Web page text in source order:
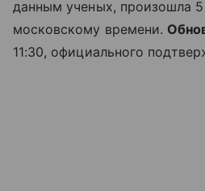
данным ученых, произошла 5
московскому времени.
11:30, официального